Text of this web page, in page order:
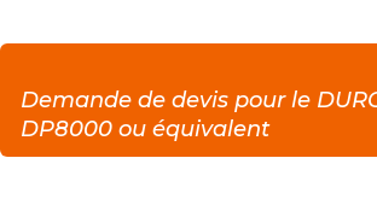
Demande de devis pour le
DP8000 ou équivalent